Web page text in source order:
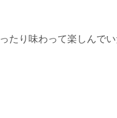
り味わって楽しんで